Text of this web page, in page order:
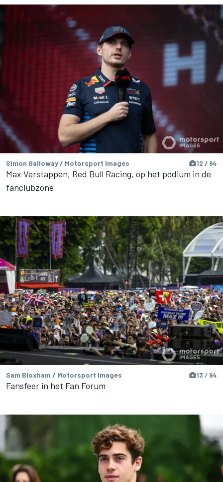
Simon Galloway / Motorsport Images 12 / 94
Max Verstappen, Red Bull Racing, op het podium in de
fanclubzone
Sam Bloxham / Motorsport Images 13 / 94
Fansfeer in het Fan Forum